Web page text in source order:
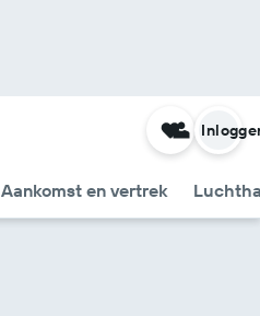
Aankomst en vertrek